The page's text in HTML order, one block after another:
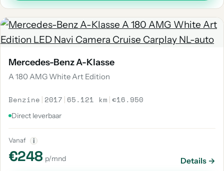
Mercedes-Benz A-Klasse
A 180 AMG White Art Edition
Benzine | 2017 | 65.121 km |€16.950
Direct leverbaar
Vanaf i
€248 p/mnd Details →